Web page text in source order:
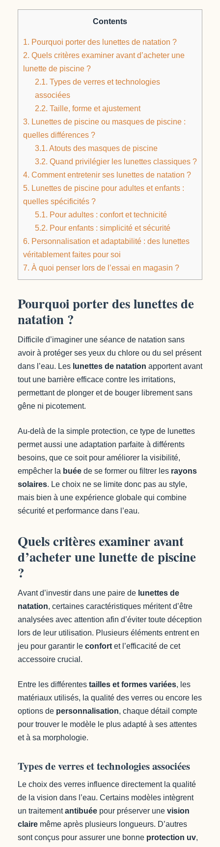
Contents
1. Pourquoi porter des lunettes de natation ?
2. Quels critères examiner avant d’acheter une
lunette de piscine ?
2.1. Types de verres et technologies
associées
2.2. Taille, forme et ajustement
3. Lunettes de piscine ou masques de piscine :
quelles différences ?
3.1. Atouts des masques de piscine
3.2. Quand privilégier les lunettes classiques ?
4. Comment entretenir ses lunettes de natation ?
5. Lunettes de piscine pour adultes et enfants :
quelles spécificités ?
5.1. Pour adultes : confort et technicité
5.2. Pour enfants : simplicité et sécurité
6. Personnalisation et adaptabilité : des lunettes
véritablement faites pour soi
7. À quoi penser lors de l’essai en magasin ?
Pourquoi porter des lunettes de
natation ?
Difficile d’imaginer une séance de natation sans
avoir à protéger ses yeux du chlore ou du sel présent
dans l’eau. Les lunettes de natation apportent avant
tout une barrière efficace contre les irritations,
permettant de plonger et de bouger librement sans
gêne ni picotement.
Au-delà de la simple protection, ce type de lunettes
permet aussi une adaptation parfaite à différents
besoins, que ce soit pour améliorer la visibilité,
empêcher la buée de se former ou filtrer les rayons
solaires. Le choix ne se limite donc pas au style,
mais bien à une expérience globale qui combine
sécurité et performance dans l’eau.
Quels critères examiner avant
d’acheter une lunette de piscine
?
Avant d’investir dans une paire de lunettes de
natation, certaines caractéristiques méritent d’être
analysées avec attention afin d’éviter toute déception
lors de leur utilisation. Plusieurs éléments entrent en
jeu pour garantir le confort et l’efficacité de cet
accessoire crucial.
Entre les différentes tailles et formes variées, les
matériaux utilisés, la qualité des verres ou encore les
options de personnalisation, chaque détail compte
pour trouver le modèle le plus adapté à ses attentes
et à sa morphologie.
Types de verres et technologies associées
Le choix des verres influence directement la qualité
de la vision dans l’eau. Certains modèles intègrent
un traitementantibuée pour préserver une vision
claire même après plusieurs longueurs. D’autres
sont conçus pour assurer une bonne protection uv,